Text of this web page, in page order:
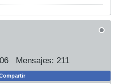
Mensajes: 211